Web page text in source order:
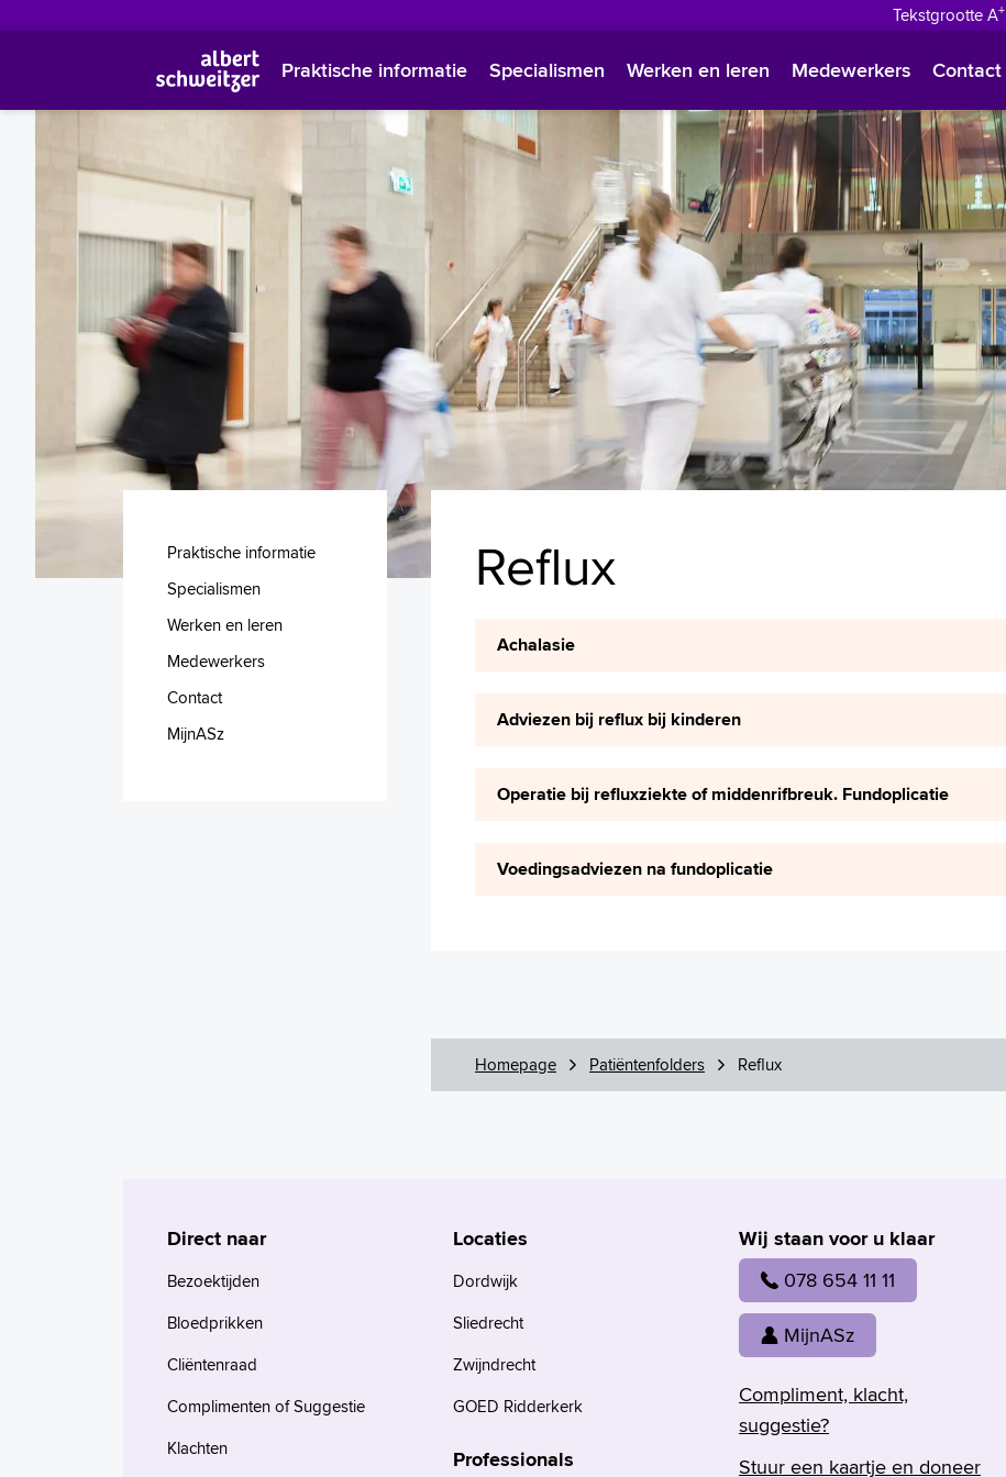
Tekstgrootte A+
Polski
Türkçe
Arabisch
Praktische informatie Specialismen Werken en leren Medewerkers Contact
Praktische informatie
Specialismen
Werken en leren
Medewerkers
Contact
MijnASz
Reflux
Achalasie
Adviezen bij reflux bij kinderen
Operatie bij refluxziekte of middenrifbreuk. Fundoplicatie
Voedingsadviezen na fundoplicatie
Homepage Patiëntenfolders Reflux
Wij staan voor u klaar
078 654 11 11
MijnASz
Compliment, klacht,
suggestie?
Stuur een kaartje en doneer
Direct naar
Bezoektijden
Bloedprikken
Cliëntenraad
Complimenten of Suggestie
Klachten
Locaties
Dordwijk
Sliedrecht
Zwijndrecht
GOED Ridderkerk
Professionals